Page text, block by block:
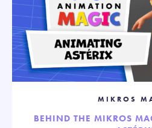
MIKROS
BEHIND THE MIKROS